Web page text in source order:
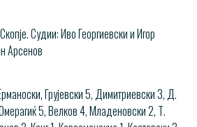
Судии: Иво Георгиевски и Игор
Арсенов
Грујевски 5, Димитриевски 3, Д.
5, Велков 4, Младеновски 2, Т.